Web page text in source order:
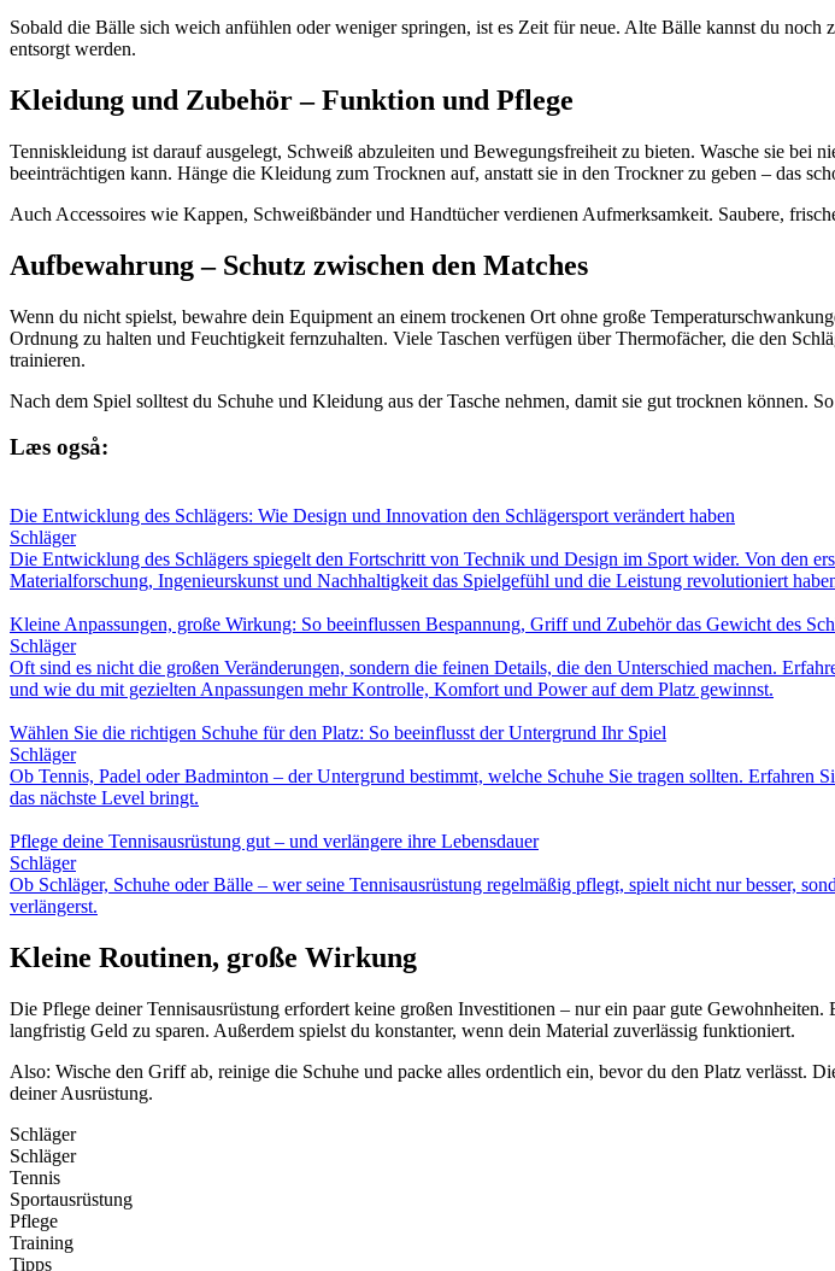
Sobald die Bälle sich weich anfühlen oder weniger springen, ist es Zeit für neue. Alte Bälle kannst du
entsorgt werden.
Kleidung und Zubehör – Funktion und Pflege
Tenniskleidung ist darauf ausgelegt, Schweiß abzuleiten und Bewegungsfreiheit zu bieten. Wasche sie bei
beeinträchtigen kann. Hänge die Kleidung zum Trocknen auf, anstatt sie in den Trockner zu geben – das
Auch Accessoires wie Kappen, Schweißbänder und Handtücher verdienen Aufmerksamkeit. Saubere,
Aufbewahrung – Schutz zwischen den Matches
Wenn du nicht spielst, bewahre dein Equipment an einem trockenen Ort ohne große
Ordnung zu halten und Feuchtigkeit fernzuhalten. Viele Taschen verfügen über Thermofächer, die den
trainieren.
Nach dem Spiel solltest du Schuhe und Kleidung aus der Tasche nehmen, damit sie gut trocknen können.
Læs også:
Die Entwicklung des Schlägers: Wie Design und Innovation den Schlägersport verändert haben
Schläger
Die Entwicklung des Schlägers spiegelt den Fortschritt von Technik und Design im Sport wider. Von den
Materialforschung, Ingenieurskunst und Nachhaltigkeit das Spielgefühl und die Leistung revolutioniert
Kleine Anpassungen, große Wirkung: So beeinflussen Bespannung, Griff und Zubehör das Gewicht des
Schläger
Oft sind es nicht die großen Veränderungen, sondern die feinen Details, die den Unterschied machen.
und wie du mit gezielten Anpassungen mehr Kontrolle, Komfort und Power auf dem Platz gewinnst.
Wählen Sie die richtigen Schuhe für den Platz: So beeinflusst der Untergrund Ihr Spiel
Schläger
Ob Tennis, Padel oder Badminton – der Untergrund bestimmt, welche Schuhe Sie tragen sollten.
das nächste Level bringt.
Pflege deine Tennisausrüstung gut – und verlängere ihre Lebensdauer
Schläger
Ob Schläger, Schuhe oder Bälle – wer seine Tennisausrüstung regelmäßig pflegt, spielt nicht nur besser,
verlängerst.
Kleine Routinen, große Wirkung
Die Pflege deiner Tennisausrüstung erfordert keine großen Investitionen – nur ein paar gute
langfristig Geld zu sparen. Außerdem spielst du konstanter, wenn dein Material zuverlässig funktioniert.
Also: Wische den Griff ab, reinige die Schuhe und packe alles ordentlich ein, bevor du den Platz verlässt.
deiner Ausrüstung.
Schläger
Schläger
Tennis
Sportausrüstung
Pflege
Training
Tipps